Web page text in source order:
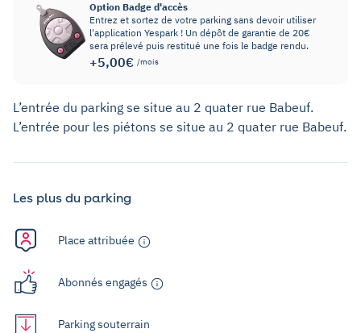
Option Badge d'accès
Entrez et sortez de votre parking sans devoir utiliser
l'application Yespark ! Un dépôt de garantie de 20€
sera prélevé puis restitué une fois le badge rendu.
+5,00€ /mois
L’entrée du parking se situe au 2 quater rue Babeuf.
L’entrée pour les piétons se situe au 2 quater rue Babeuf.
Les plus du parking
Place attribuée
Abonnés engagés
Parking souterrain